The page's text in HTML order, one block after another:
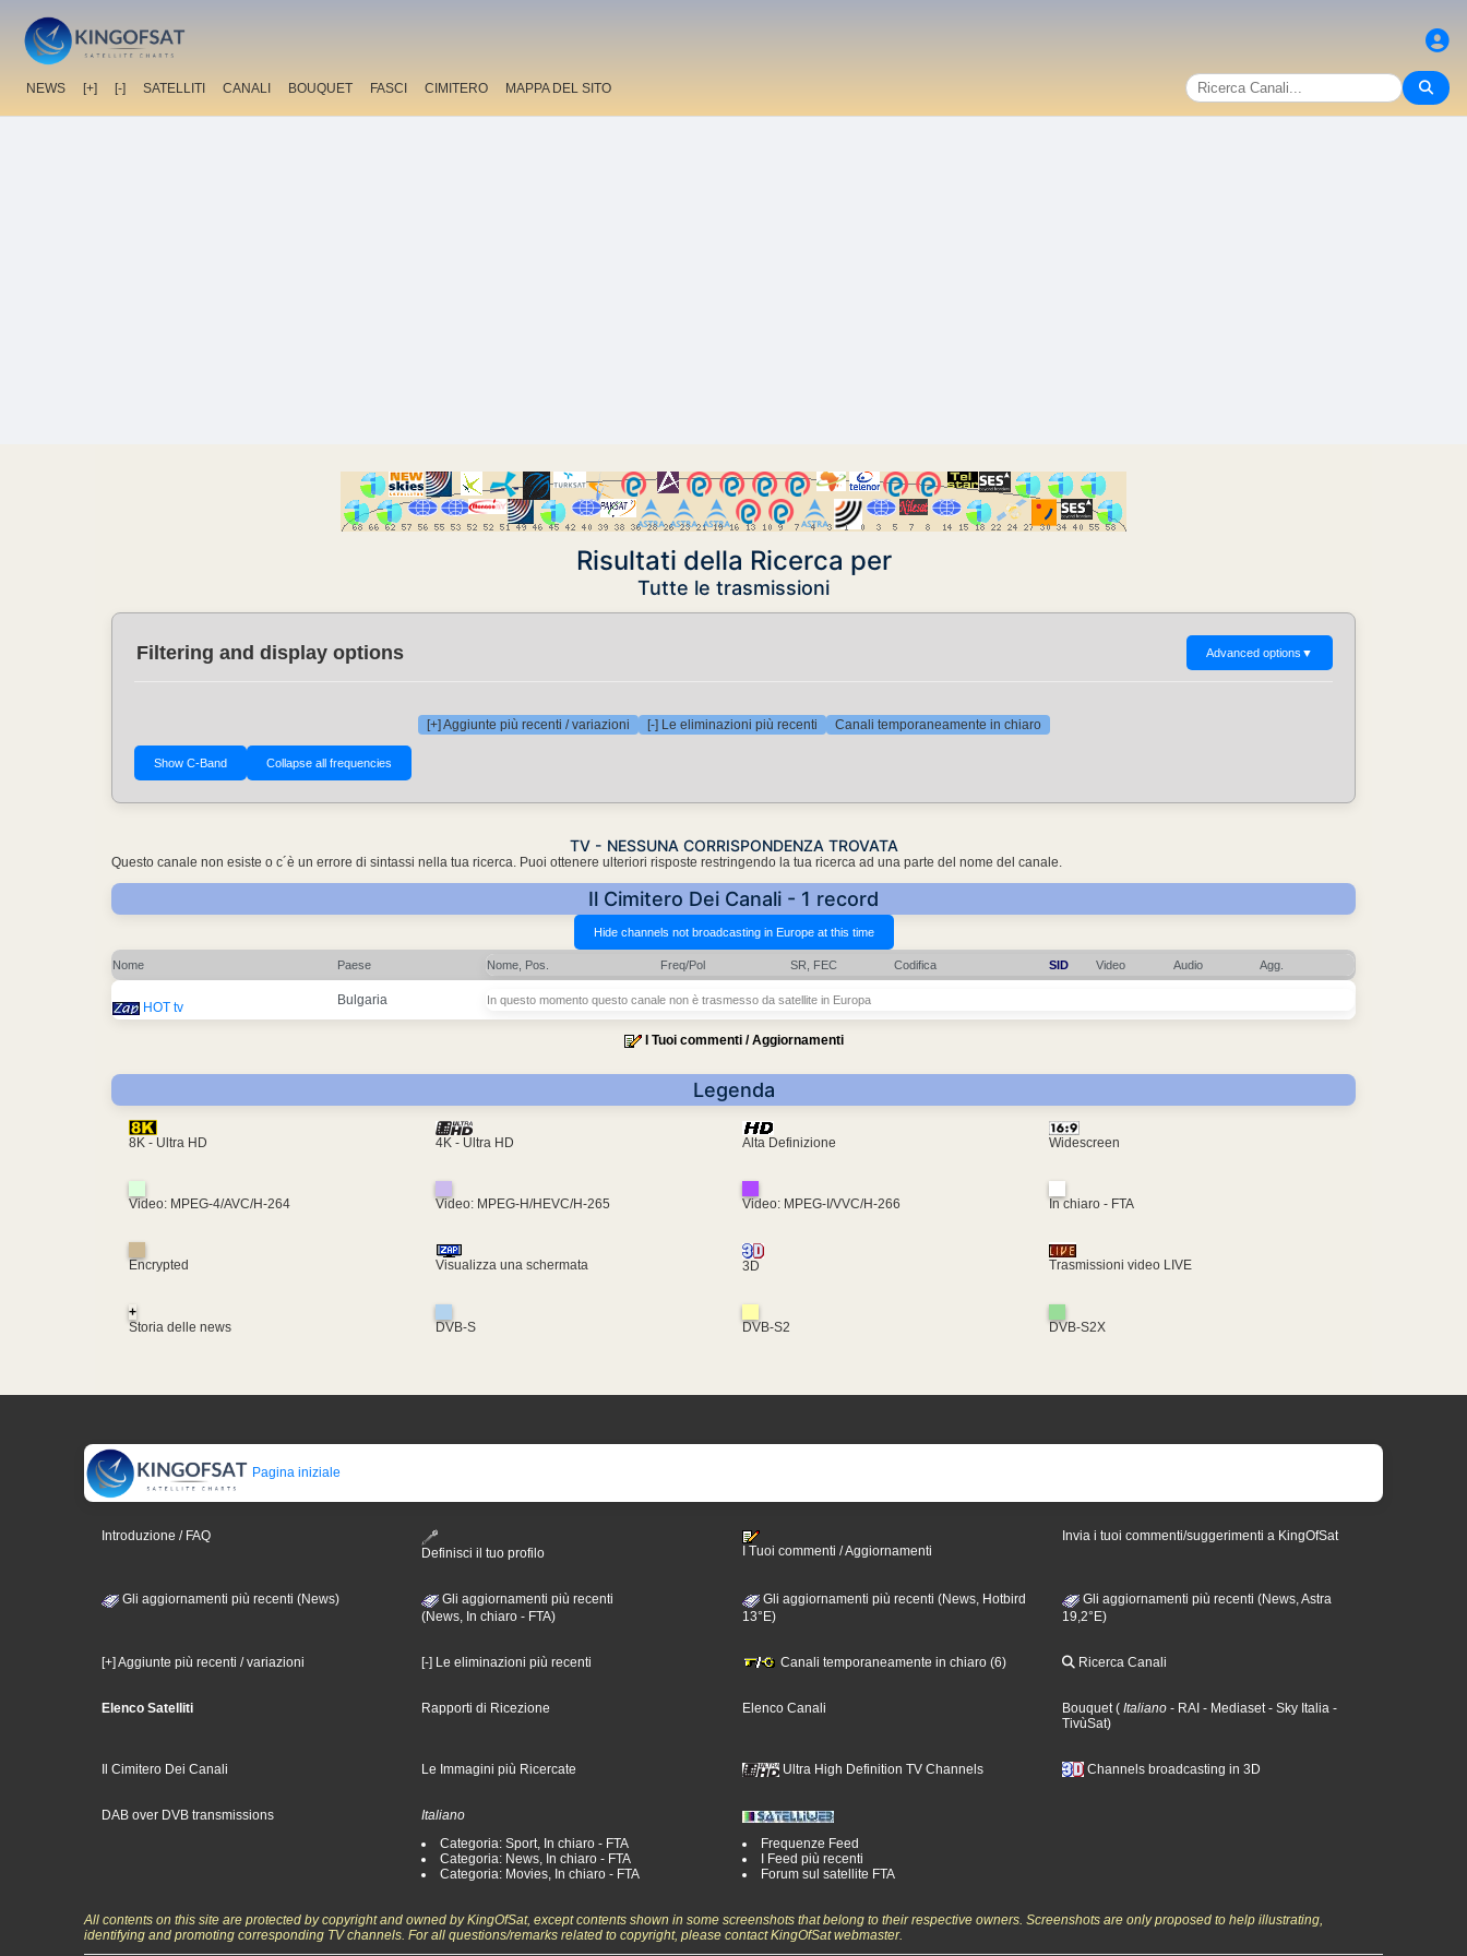
NEWS [+] [-] SATELLITI CANALI BOUQUET FASCI CIMITERO MAPPA DEL SITO
Risultati della Ricerca per
Tutte le trasmissioni
Filtering and display options Advanced options ▼
[+] Aggiunte più recenti / variazioni [-] Le eliminazioni più recenti Canali temporaneamente in chiaro
TV - NESSUNA CORRISPONDENZA TROVATA
Questo canale non esiste o c´è un errore di sintassi nella tua ricerca. Puoi ottenere ulteriori risposte restringendo la tua ricerca ad una parte del nome del canale.
Il Cimitero Dei Canali - 1 record
Nome Paese Nome, Pos. Freq/Pol SR, FEC Codifica SID Video Audio Agg.
HOT tv Bulgaria In questo momento questo canale non è trasmesso da satellite in Europa
I Tuoi commenti / Aggiornamenti
Legenda
8K - Ultra HD 4K - Ultra HD Alta Definizione Widescreen
Video: MPEG-4/AVC/H-264 Video: MPEG-H/HEVC/H-265 Video: MPEG-I/VVC/H-266 In chiaro - FTA
Encrypted Visualizza una schermata 3D Trasmissioni video LIVE
+
Storia delle news
DVB-S DVB-S2 DVB-S2X
Pagina iniziale
Introduzione / FAQ
Definisci il tuo profilo
I Tuoi commenti / Aggiornamenti
Invia i tuoi commenti/suggerimenti a KingOfSat
Gli aggiornamenti più recenti (News)
Gli aggiornamenti più recenti
(News, In chiaro - FTA)
Gli aggiornamenti più recenti (News, Hotbird
13°E)
Gli aggiornamenti più recenti (News, Astra
19,2°E)
[+] Aggiunte più recenti / variazioni [-] Le eliminazioni più recenti Canali temporaneamente in chiaro (6) Ricerca Canali
Elenco Satelliti Rapporti di Ricezione Elenco Canali Bouquet ( Italiano - RAI - Mediaset - Sky Italia -
TivùSat)
Il Cimitero Dei Canali Le Immagini più Ricercate Ultra High Definition TV Channels Channels broadcasting in 3D
DAB over DVB transmissions
Italiano
Categoria: Sport, In chiaro - FTA
Categoria: News, In chiaro - FTA
Categoria: Movies, In chiaro - FTA
Frequenze Feed
I Feed più recenti
Forum sul satellite FTA
All contents on this site are protected by copyright and owned by KingOfSat, except contents shown in some screenshots that belong to their respective owners. Screenshots are only proposed to help illustrating,
identifying and promoting corresponding TV channels. For all questions/remarks related to copyright, please contact KingOfSat webmaster.